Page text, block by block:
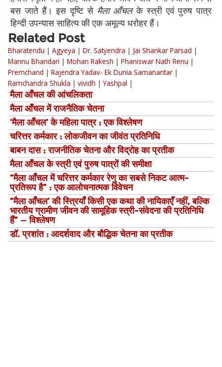
बस जाते हैं। इस दृष्टि से मैला आँचलके स्त्री एवं पुरुष पात्र
हिन्दी उपन्यास साहित्य की एक अमूल्य धरोहर हैं।
Related Post
Bharatendu | Agyeya | Dr. Satyendra | Jai Shankar Parsad |
Mannu Bhandari | Mohan Rakesh | Phaniswar Nath Renu |
Premchand | Rajendra Yadav- Ek Dunia Samanantar |
Ramchandra Shukla | vividh |Yashpal |
मैला आँचल की आंचलिकता
मैला आँचल में राजनैतिक चेतना
‘मैला आँचल’ के महिला पात्र : एक विश्लेषण
चरित्तर कर्मकार : लोकजीवन का जीवंत प्रतिनिधि
बाबन दास : राजनीतिक चेतना और विद्रोह का प्रतीक
मैला आँचल के स्त्री एवं पुरुष पात्रों की समीक्षा
“मैला आँचल में चरित्तर कर्मकार रेणु का सबसे निकट आत्म-
प्रतिरूप है” : एक आलोचनात्मक विवेचन
“मैला आँचल’ की स्त्रियाँ किसी एक कथा की नायिकाएँ नहीं, बल्कि
भारतीय ग्रामीण जीवन की सामूहिक स्त्री-संवेदना की प्रतिनिधि
हैं” — विश्लेषण
डॉ. प्रशांत : आदर्शवाद और बौद्धिक चेतना का प्रतीक